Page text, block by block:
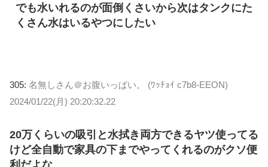
でも水いれるのが面倒くさいから次はタンクにた
くさん水はいるやつにしたい
305: 名無しさん＠お腹いっぱい。 (ﾜｯﾁｮｲ c7b8-EEON)
2024/01/22(月) 20:20:32.22
20万くらいの吸引と水拭き両方できるヤツ使ってる
けど全自動で家具の下までやってくれるのがクソ便